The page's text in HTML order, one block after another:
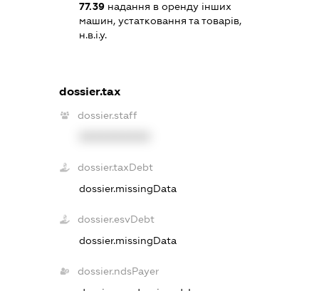
77.39 надання в оренду інших
машин, устатковання та товарів,
н.в.і.у.
dossier.tax
dossier.staff
dossier.taxDebt
dossier.missingData
dossier.esvDebt
dossier.missingData
dossier.ndsPayer